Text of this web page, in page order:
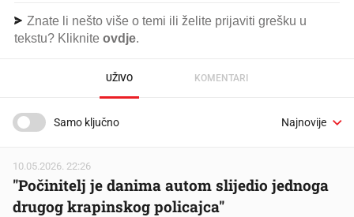
Znate li nešto više o temi ili želite prijaviti grešku u
tekstu? Kliknite ovdje.
UŽIVO KOMENTARI
Samo ključno
10.05.2026. 22:26
"Počinitelj je danima autom slijedio jednoga
drugog krapinskog policajca"